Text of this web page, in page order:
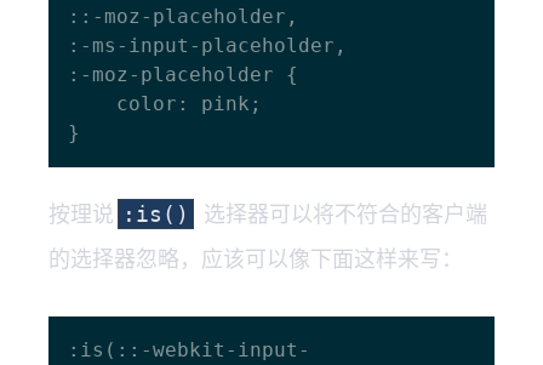
::-moz-placeholder,
:-ms-input-placeholder,
:-moz-placeholder {
按理说 :is()
选择器可以将不符合的客户端
的选择器忽略，应该可以像下面这样来写：
:is(::-webkit-input-